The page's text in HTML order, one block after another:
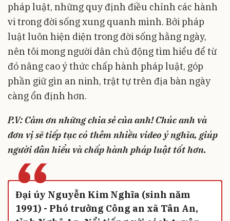
pháp luật, những quy định điều chỉnh các hành
vi trong đời sống xung quanh mình. Bởi pháp
luật luôn hiện diện trong đời sống hằng ngày,
nên tôi mong người dân chủ động tìm hiểu để từ
đó nâng cao ý thức chấp hành pháp luật, góp
phần giữ gìn an ninh, trật tự trên địa bàn ngày
càng ổn định hơn.
P.V: Cảm ơn những chia sẻ của anh! Chúc anh và
đơn vị sẽ tiếp tục có thêm nhiều video ý nghĩa, giúp
người dân hiểu và chấp hành pháp luật tốt hơn.
“
Đại úy Nguyễn Kim Nghĩa (sinh năm
1991) - Phó trưởng Công an xã Tân An,